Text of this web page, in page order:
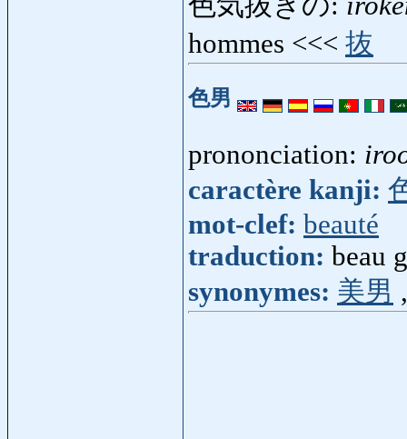
hommes <<< 抜
色男
prononciation:
caractère kanji:
mot-clef: beauté
traduction: beau
synonymes: 美男